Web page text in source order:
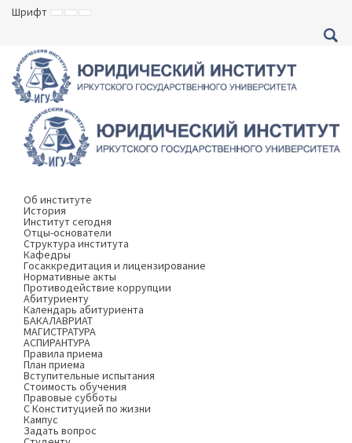
Шрифт ВКЛЮЧИТЬ
ВКЛЮЧИТЬ
ВКЛЮЧИТЬ
Об институте
История
Институт сегодня
Отцы-основатели
Структура института
Кафедры
Госаккредитация и лицензирование
Нормативные акты
Противодействие коррупции
Абитуриенту
Календарь абитуриента
БАКАЛАВРИАТ
МАГИСТРАТУРА
АСПИРАНТУРА
Правила приема
План приема
Вступительные испытания
Стоимость обучения
Правовые субботы
С Конституцией по жизни
Кампус
Задать вопрос